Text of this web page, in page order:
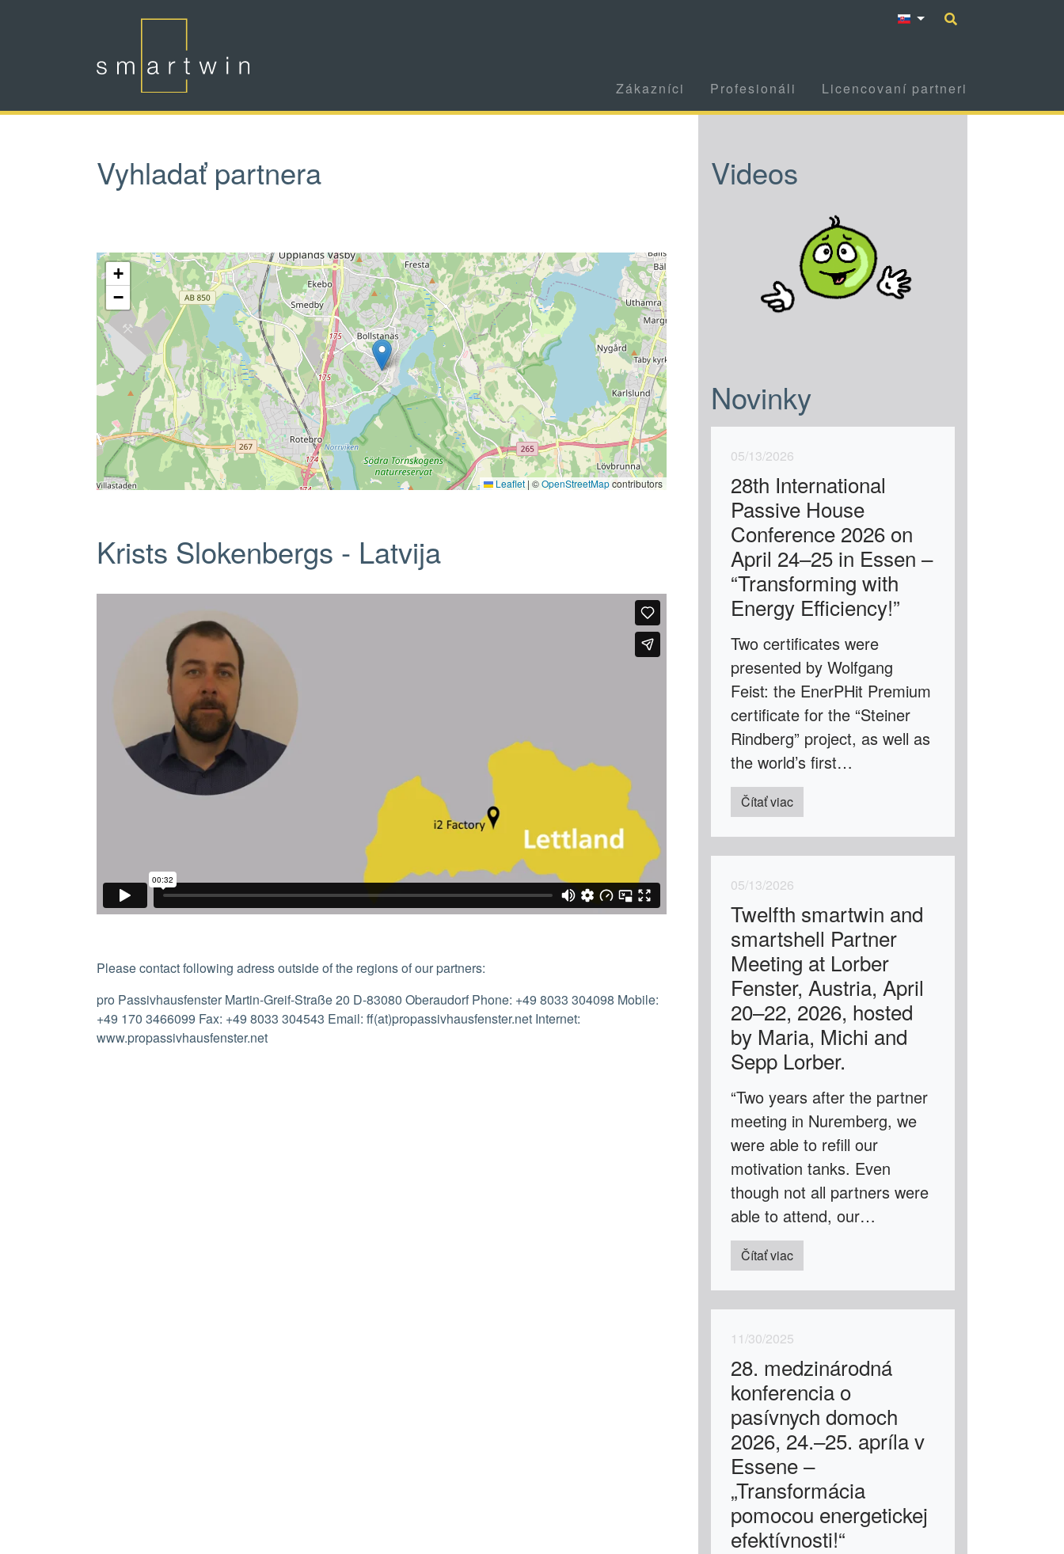
Skip to main content
Zákazníci Profesionáli Licencovaní partneri
Vyhladať partnera
+
−
Leaflet | ©OpenStreetMapcontributors
Krists Slokenbergs - Latvija
Please contact following adress outside of the regions of our partners:
pro Passivhausfenster Martin-Greif-Straße 20 D-83080 Oberaudorf Phone: +49 8033 304098 Mobile:
+49 170 3466099 Fax: +49 8033 304543 Email: ff(at)propassivhausfenster.net Internet:
www.propassivhausfenster.net
Videos
Novinky
05/13/2026
28th International
Passive House
Conference 2026 on
April 24–25 in Essen –
“Transforming with
Energy Efficiency!”
Two certificates were
presented by Wolfgang
Feist: the EnerPHit Premium
certificate for the “Steiner
Rindberg” project, as well as
the world’s first…
Čítať viac
05/13/2026
Twelfth smartwin and
smartshell Partner
Meeting at Lorber
Fenster, Austria, April
20–22, 2026, hosted
by Maria, Michi and
Sepp Lorber.
“Two years after the partner
meeting in Nuremberg, we
were able to refill our
motivation tanks. Even
though not all partners were
able to attend, our…
Čítať viac
11/30/2025
28. medzinárodná
konferencia o
pasívnych domoch
2026, 24.–25. apríla v
Essene –
„Transformácia
pomocou energetickej
efektívnosti!“